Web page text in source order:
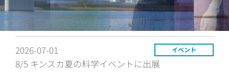
2026-07-01 ニュース
第8回全体会議を開催
2026-07-01 イベント
8/5 キンスカ夏の科学イベントに出展